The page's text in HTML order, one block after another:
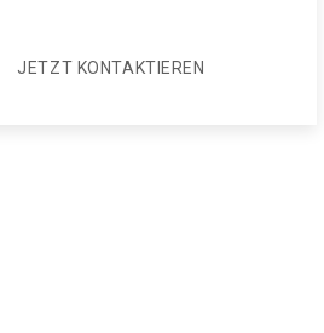
JETZT KONTAKTIEREN